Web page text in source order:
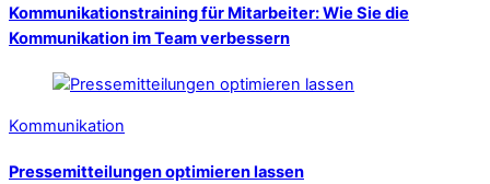
Kommunikationstraining für Mitarbeiter: Wie Sie die
Kommunikation im Team verbessern
Kommunikation
Pressemitteilungen optimieren lassen